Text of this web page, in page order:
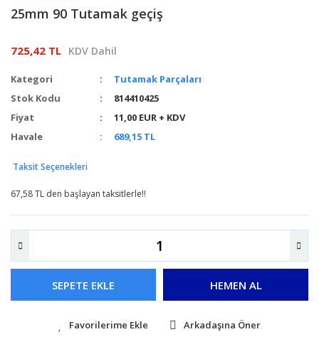
25mm 90 Tutamak geçiş
725,42 TL KDV Dahil
Kategori
Tutamak Parçaları
Stok Kodu
814410425
Fiyat
11,00 EUR + KDV
Havale
689,15 TL
Taksit Seçenekleri
67,58 TL den başlayan taksitlerle!!
SEPETE EKLE HEMEN AL
Arkadaşına Öner